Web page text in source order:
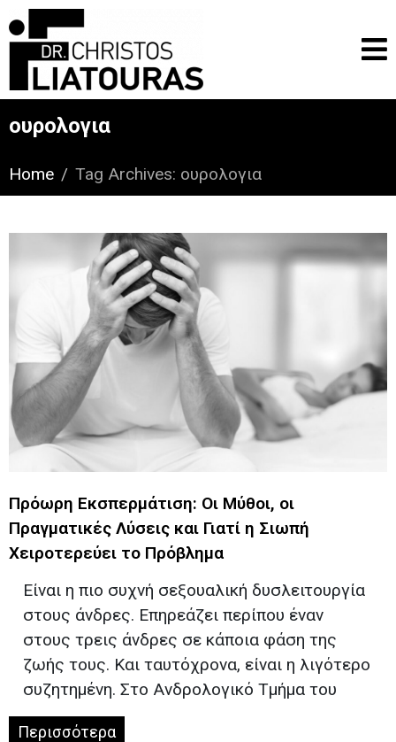
ουρολογια
Home Tag Archives: ουρολογια
Πρόωρη Εκσπερμάτιση: Οι Μύθοι, οι
Πραγματικές Λύσεις και Γιατί η Σιωπή
Χειροτερεύει το Πρόβλημα
Είναι η πιο συχνή σεξουαλική δυσλειτουργία
στους άνδρες. Επηρεάζει περίπου έναν
στους τρεις άνδρες σε κάποια φάση της
ζωής τους. Και ταυτόχρονα, είναι η λιγότερο
συζητημένη. Στο Ανδρολογικό Τμήμα του
Περισσότερα